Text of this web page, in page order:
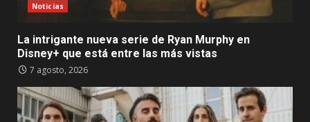
Noticias
La intrigante nueva serie de Ryan Murphy en
Disney+ que está entre las más vistas
7 agosto, 2026